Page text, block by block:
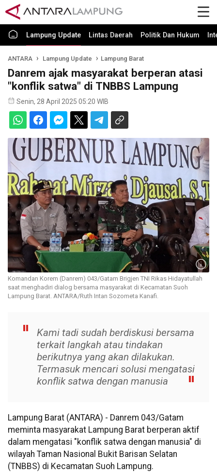
Lampung Update Lintas Daerah Politik Dan Hukum
ANTARA Lampung Update Lampung Barat
Danrem ajak masyarakat berperan atasi
"konflik satwa" di TNBBS Lampung
Senin, 28 April 2025 05:20 WIB
Komandan Korem (Danrem) 043/Gatam Brigjen TNI Rikas Hidayatullah
saat menghadiri dialog bersama masyarakat di Kecamatan Suoh
Lampung Barat. ANTARA/Ruth Intan Sozometa Kanafi.
Kami tadi sudah berdiskusi bersama
terkait langkah atau tindakan
berikutnya yang akan dilakukan.
Termasuk mencari solusi mengatasi
konflik satwa dengan manusia
Lampung Barat (ANTARA) - Danrem 043/Gatam
meminta masyarakat Lampung Barat berperan aktif
dalam mengatasi "konflik satwa dengan manusia" di
wilayah Taman Nasional Bukit Barisan Selatan
(TNBBS) di Kecamatan Suoh Lampung.